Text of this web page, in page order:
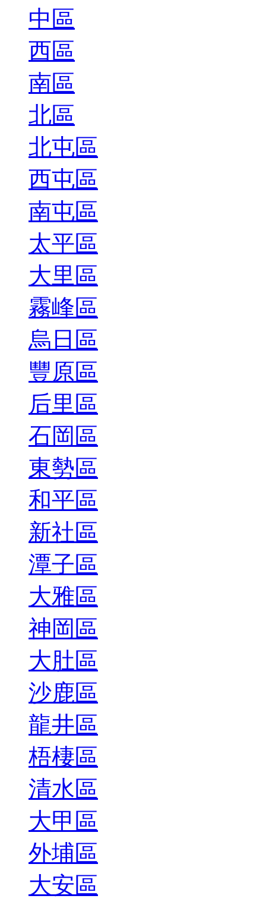
中區
西區
南區
北區
北屯區
西屯區
南屯區
太平區
大里區
霧峰區
烏日區
豐原區
后里區
石岡區
東勢區
和平區
新社區
潭子區
大雅區
神岡區
大肚區
沙鹿區
龍井區
梧棲區
清水區
大甲區
外埔區
大安區